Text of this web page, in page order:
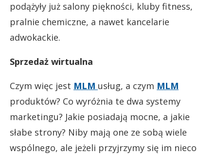
podążyły już salony piękności, kluby fitness,
pralnie chemiczne, a nawet kancelarie
adwokackie.
Sprzedaż wirtualna
Czym więc jest MLM usług, a czym MLM
produktów? Co wyróżnia te dwa systemy
marketingu? Jakie posiadają mocne, a jakie
słabe strony? Niby mają one ze sobą wiele
wspólnego, ale jeżeli przyjrzymy się im nieco